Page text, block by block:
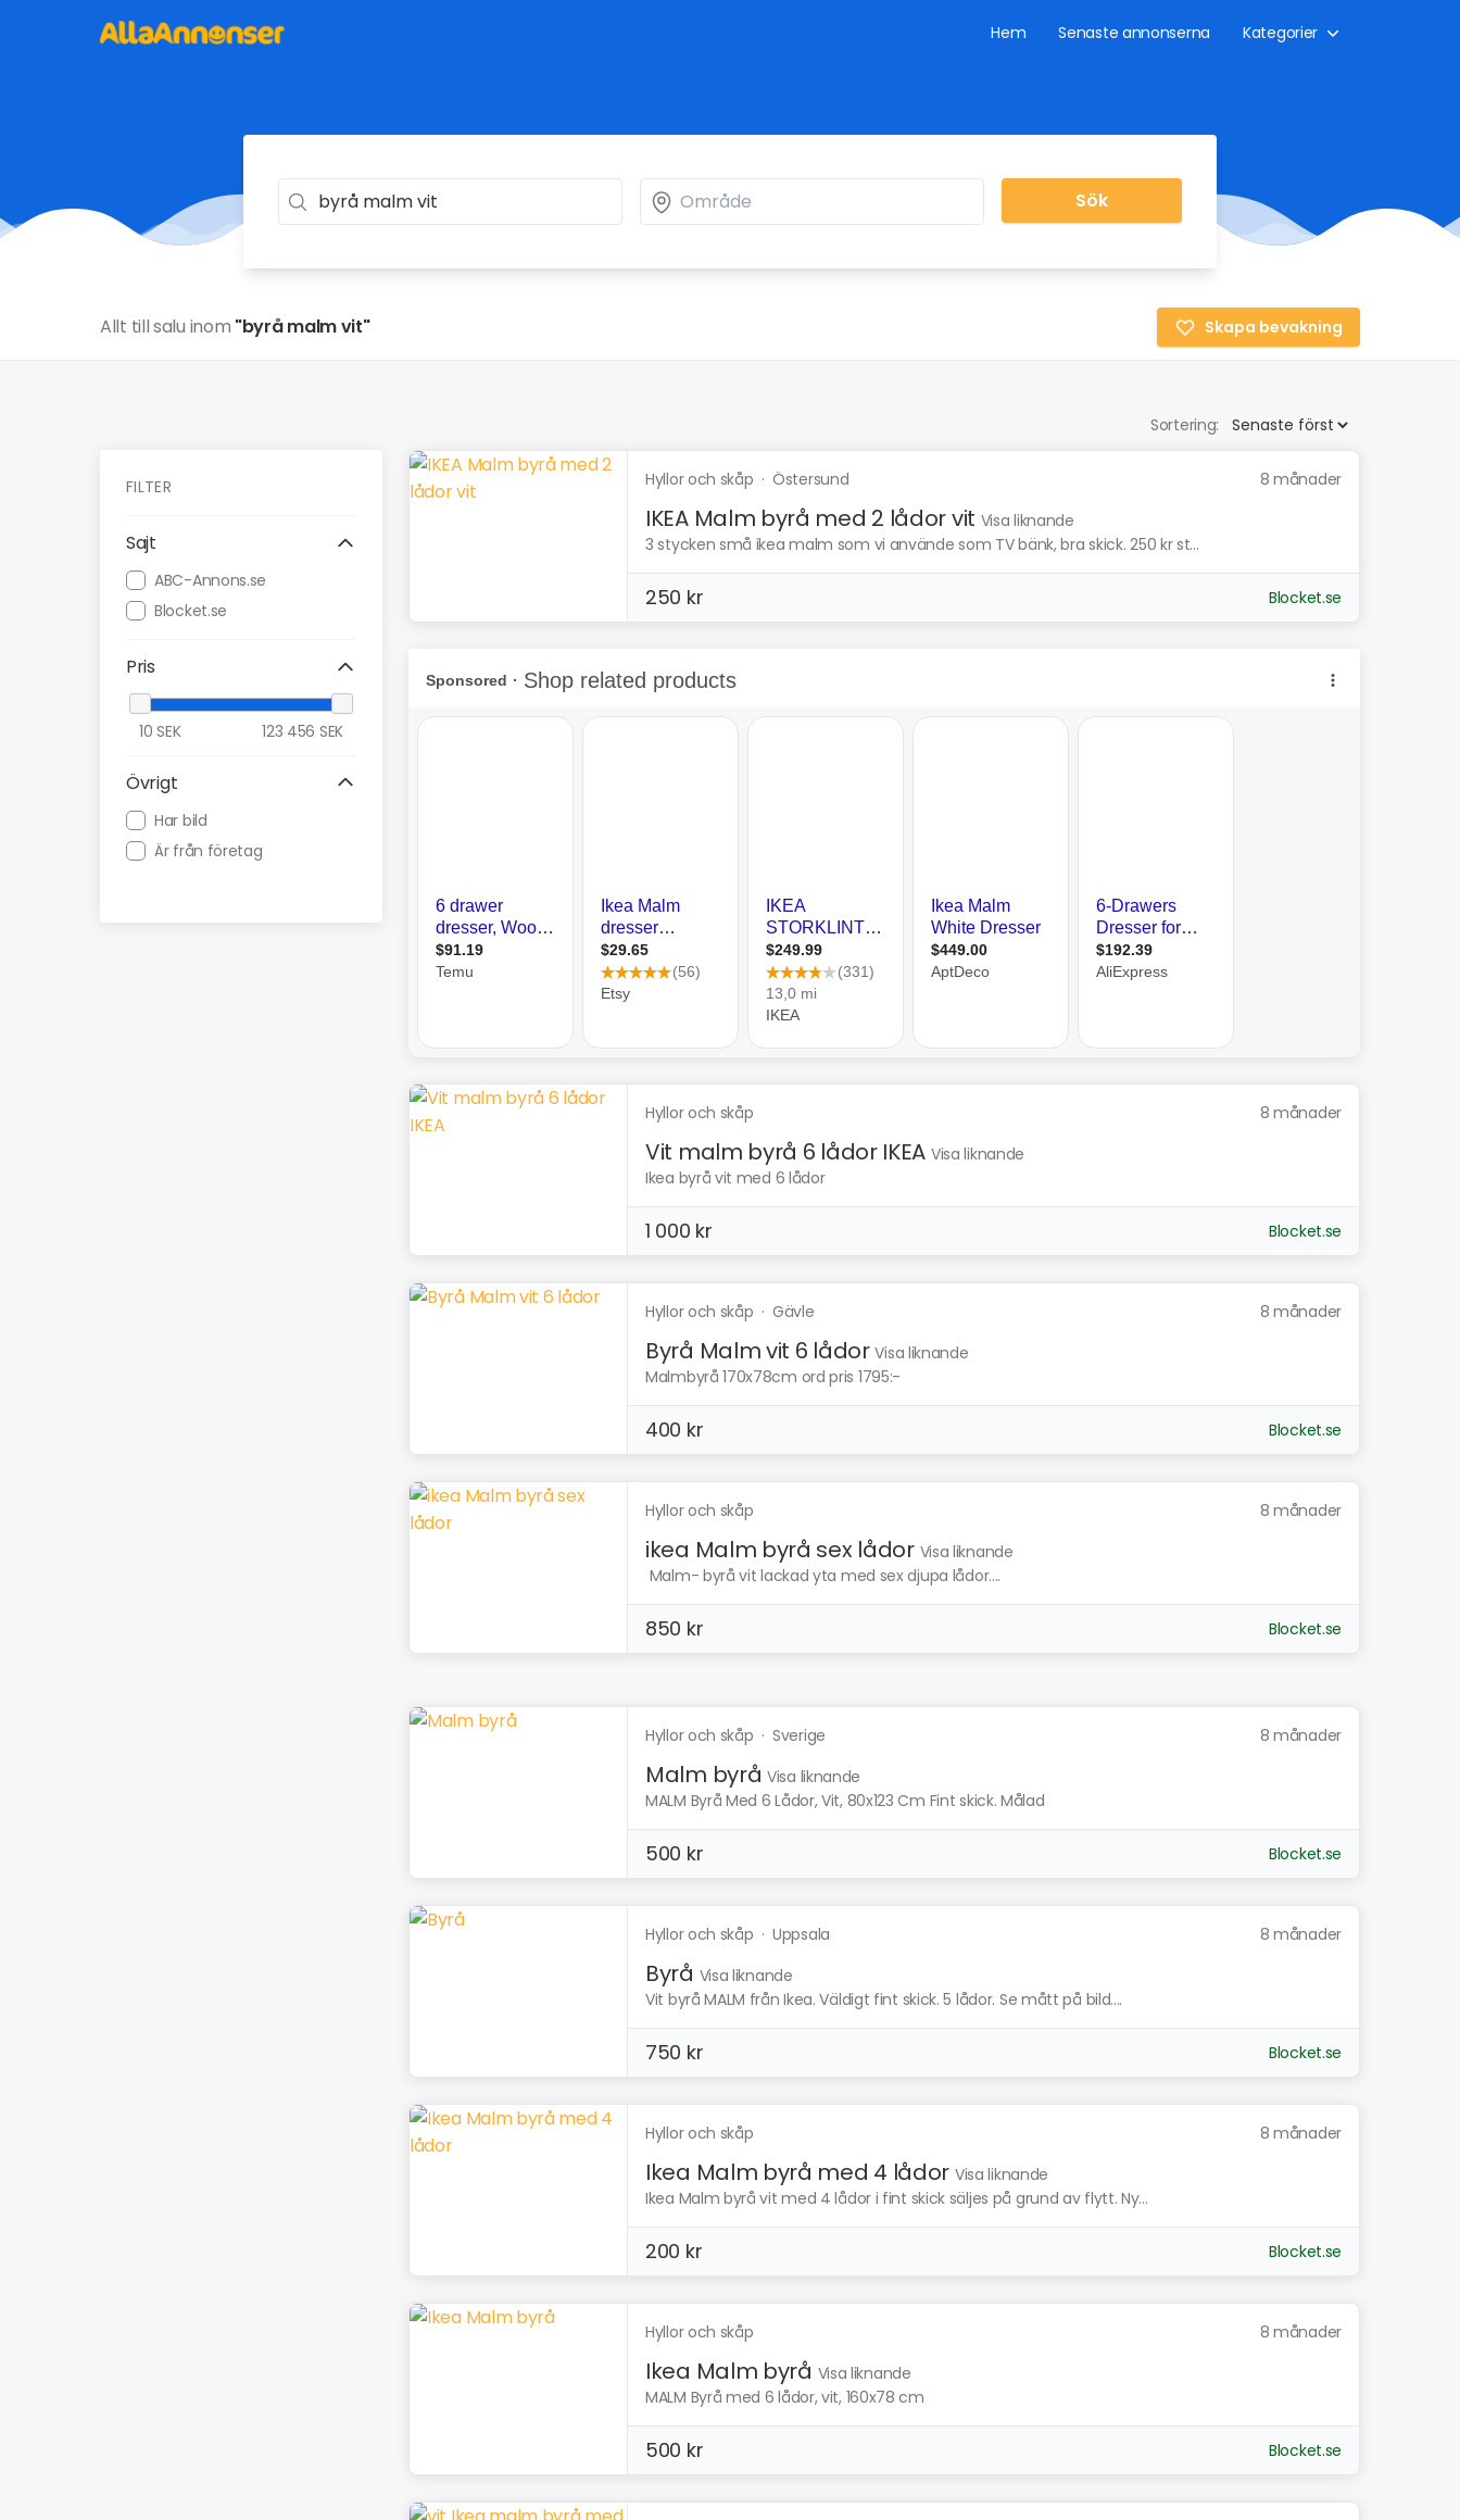
Hem Senaste annonserna Kategorier
Sök
Allt till salu inom "byrå malm vit" Skapa bevakning
Sortering:
FILTER
Sajt
ABC-Annons.se
Blocket.se
Pris
10 SEK 123 456 SEK
Övrigt
Har bild
Är från företag
Hyllor och skåp · Östersund 8 månader
IKEA Malm byrå med 2 lådor vit Visa liknande
3 stycken små ikea malm som vi använde som TV bänk, bra skick. 250 kr st...
250 kr Blocket.se
Hyllor och skåp 8 månader
Vit malm byrå 6 lådor IKEA Visa liknande
Ikea byrå vit med 6 lådor
1 000 kr Blocket.se
Hyllor och skåp · Gävle 8 månader
Byrå Malm vit 6 lådor Visa liknande
Malmbyrå 170x78cm ord pris 1795:-
400 kr Blocket.se
Hyllor och skåp 8 månader
ikea Malm byrå sex lådor Visa liknande
Malm- byrå vit lackad yta med sex djupa lådor....
850 kr Blocket.se
Hyllor och skåp · Sverige 8 månader
Malm byrå Visa liknande
MALM Byrå Med 6 Lådor, Vit, 80x123 Cm Fint skick. Målad
500 kr Blocket.se
Hyllor och skåp · Uppsala 8 månader
Byrå Visa liknande
Vit byrå MALM från Ikea. Väldigt fint skick. 5 lådor. Se mått på bild....
750 kr Blocket.se
Hyllor och skåp 8 månader
Ikea Malm byrå med 4 lådor Visa liknande
Ikea Malm byrå vit med 4 lådor i fint skick säljes på grund av flytt. Ny...
200 kr Blocket.se
Hyllor och skåp 8 månader
Ikea Malm byrå Visa liknande
MALM Byrå med 6 lådor, vit, 160x78 cm
500 kr Blocket.se